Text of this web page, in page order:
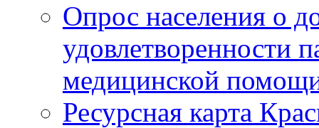
Опрос населения о
удовлетворенности
медицинской
Ресурсная карта